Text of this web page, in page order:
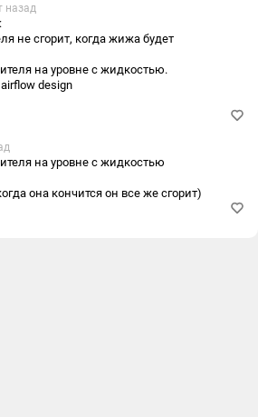
назад
не сгорит, когда жижа будет
на уровне с жидкостью.
design
на уровне с жидкостью
она кончится он все же сгорит)